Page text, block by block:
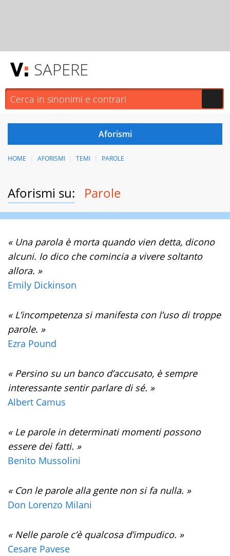
SAPERE
HOME AFORISMI TEMI PAROLE
Aforismi su: Parole
« Una parola è morta quando vien detta, dicono
alcuni. Io dico che comincia a vivere soltanto
allora. »
Emily Dickinson
« L’incompetenza si manifesta con l’uso di troppe
parole. »
Ezra Pound
« Persino su un banco d’accusato, è sempre
interessante sentir parlare di sé. »
Albert Camus
« Le parole in determinati momenti possono
essere dei fatti. »
Benito Mussolini
« Con le parole alla gente non si fa nulla. »
Don Lorenzo Milani
« Nelle parole c’è qualcosa d’impudico. »
Cesare Pavese